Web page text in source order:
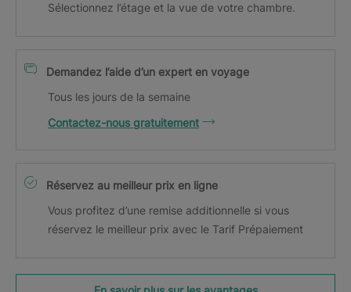
Sélectionnez l’étage et la vue de votre chambre.
Demandez l’aide d’un expert en voyage
Tous les jours de la semaine
Contactez-nous gratuitement
Réservez au meilleur prix en ligne
Vous profitez d’une remise additionnelle si vous
réservez le meilleur prix avec le Tarif Prépaiement